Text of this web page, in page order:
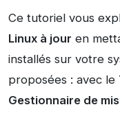
Ce tutoriel vous
Linux à jour en
installés sur votre
proposées : avec le
Gestionnaire de